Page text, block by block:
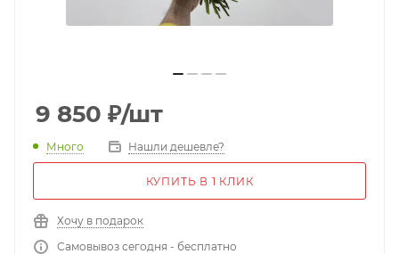
9 850 ₽/шт
Много Нашли дешевле?
КУПИТЬ В 1 КЛИК
Хочу в подарок
Самовывоз сегодня - бесплатно